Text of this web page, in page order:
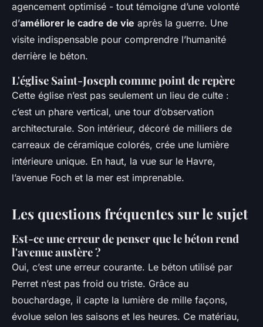
agencement optimisé - tout témoigne d’une volonté
d’améliorer le cadre de vie après la guerre. Une
visite indispensable pour comprendre l’humanité
derrière le béton.
L'église Saint-Joseph comme point de repère
Cette église n’est pas seulement un lieu de culte :
c’est un phare vertical, une tour d’observation
architecturale. Son intérieur, décoré de milliers de
carreaux de céramique colorés, crée une lumière
intérieure unique. En haut, la vue sur le Havre,
l’avenue Foch et la mer est imprenable.
Les questions fréquentes sur le sujet
Est-ce une erreur de penser que le béton rend
l'avenue austère ?
Oui, c’est une erreur courante. Le béton utilisé par
Perret n’est pas froid ou triste. Grâce au
bouchardage, il capte la lumière de mille façons,
évolue selon les saisons et les heures. Ce matériau,